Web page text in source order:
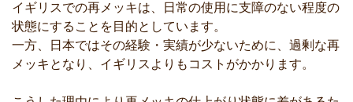
イギリスでの再メッキは、日常の使用に支障のない程度の
状態にすることを目的としています。
一方、日本ではその経験・実績が少ないために、過剰な再
メッキとなり、イギリスよりもコストがかかります。